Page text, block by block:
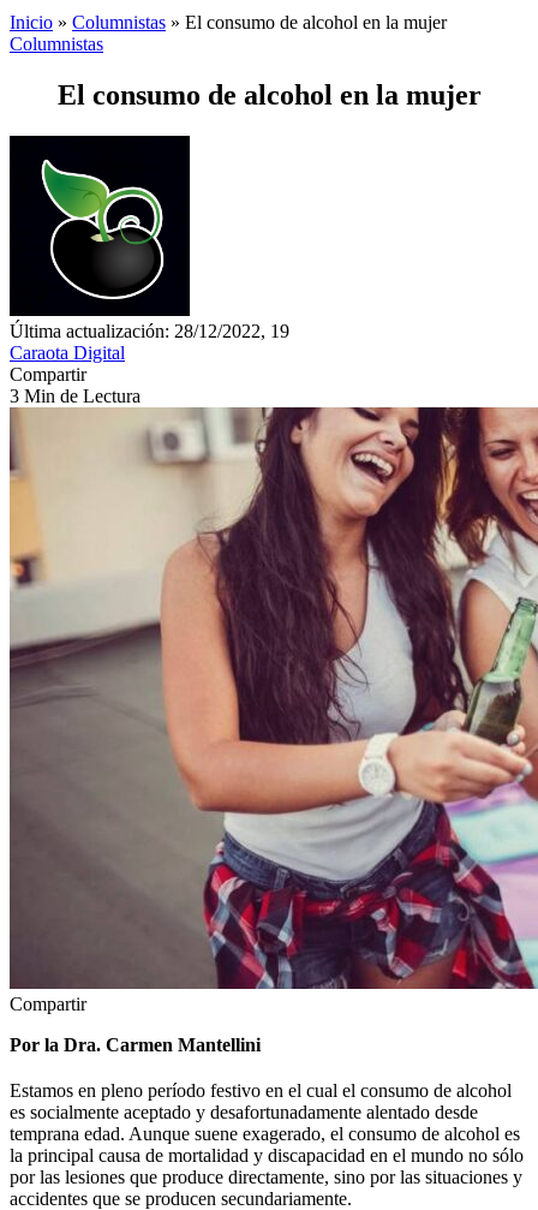
Inicio » Columnistas » El consumo de alcohol en la mujer
Columnistas
El consumo de alcohol en la mujer
Última actualización: 28/12/2022, 19
Caraota Digital
Compartir
3 Min de Lectura
Compartir
Por la Dra. Carmen Mantellini
Estamos en pleno período festivo en el cual el consumo de alcohol
es socialmente aceptado y desafortunadamente alentado desde
temprana edad. Aunque suene exagerado, el consumo de alcohol es
la principal causa de mortalidad y discapacidad en el mundo no sólo
por las lesiones que produce directamente, sino por las situaciones y
accidentes que se producen secundariamente.